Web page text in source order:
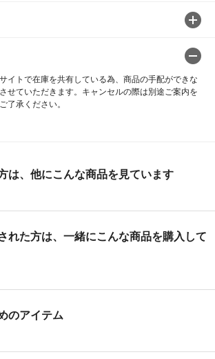
イトで在庫を共有している為、商品の手配ができな
せていただきます。キャンセルの際は別途ご案内を
了承ください。
は、他にこんな商品を見ています
れた方は、一緒にこんな商品を購入して
のアイテム